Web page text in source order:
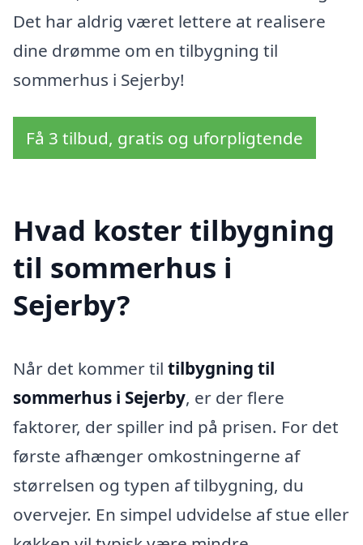
Det har aldrig været lettere at realisere
dine drømme om en tilbygning til
sommerhus i Sejerby!
Få 3 tilbud, gratis og uforpligtende
Hvad koster tilbygning
til sommerhus i
Sejerby?
Når det kommer til tilbygning til
sommerhus i Sejerby, er der flere
faktorer, der spiller ind på prisen. For det
første afhænger omkostningerne af
størrelsen og typen af tilbygning, du
overvejer. En simpel udvidelse af stue eller